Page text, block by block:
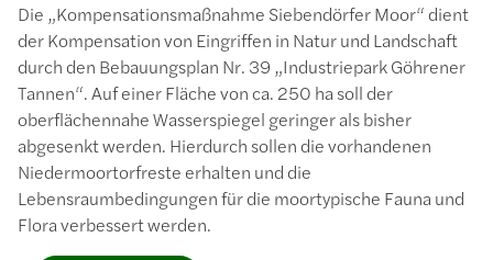
Die „Kompensationsmaßnahme Siebendörfer Moor“ dient
der Kompensation von Eingriffen in Natur und Landschaft
durch den Bebauungsplan Nr. 39 „Industriepark Göhrener
Tannen“. Auf einer Fläche von ca. 250 ha soll der
oberflächennahe Wasserspiegel geringer als bisher
abgesenkt werden. Hierdurch sollen die vorhandenen
Niedermoortorfreste erhalten und die
Lebensraumbedingungen für die moortypische Fauna und
Flora verbessert werden.